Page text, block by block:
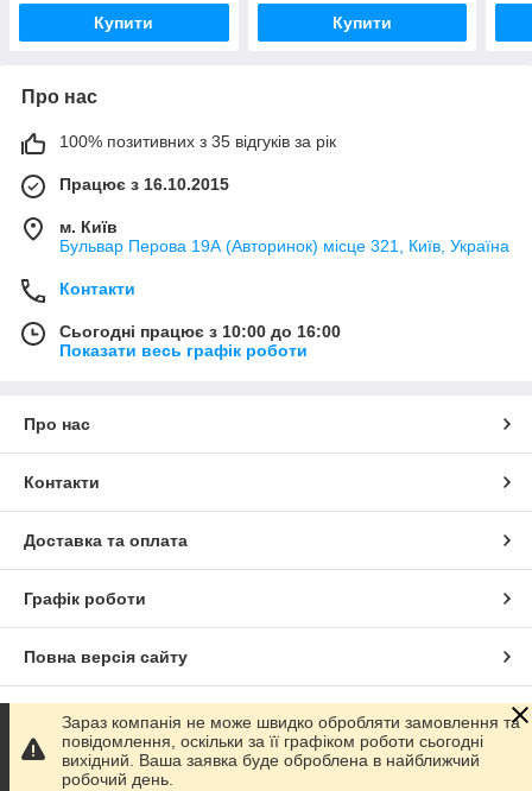
Купити Купити
Про нас
100% позитивних з 35 відгуків за рік
Працює з 16.10.2015
м. Київ
Бульвар Перова 19А (Авторинок) місце 321, Київ, Україна
Контакти
Сьогодні працює з 10:00 до 16:00
Показати весь графік роботи
Про нас
Контакти
Доставка та оплата
Графік роботи
Повна версія сайту
Сайт створено на маркетплейсі Prom.ua
Політика конфіденційності
Зараз компанія не може швидко обробляти замовлення та
повідомлення, оскільки за її графіком роботи сьогодні
вихідний. Ваша заявка буде оброблена в найближчий
робочий день.